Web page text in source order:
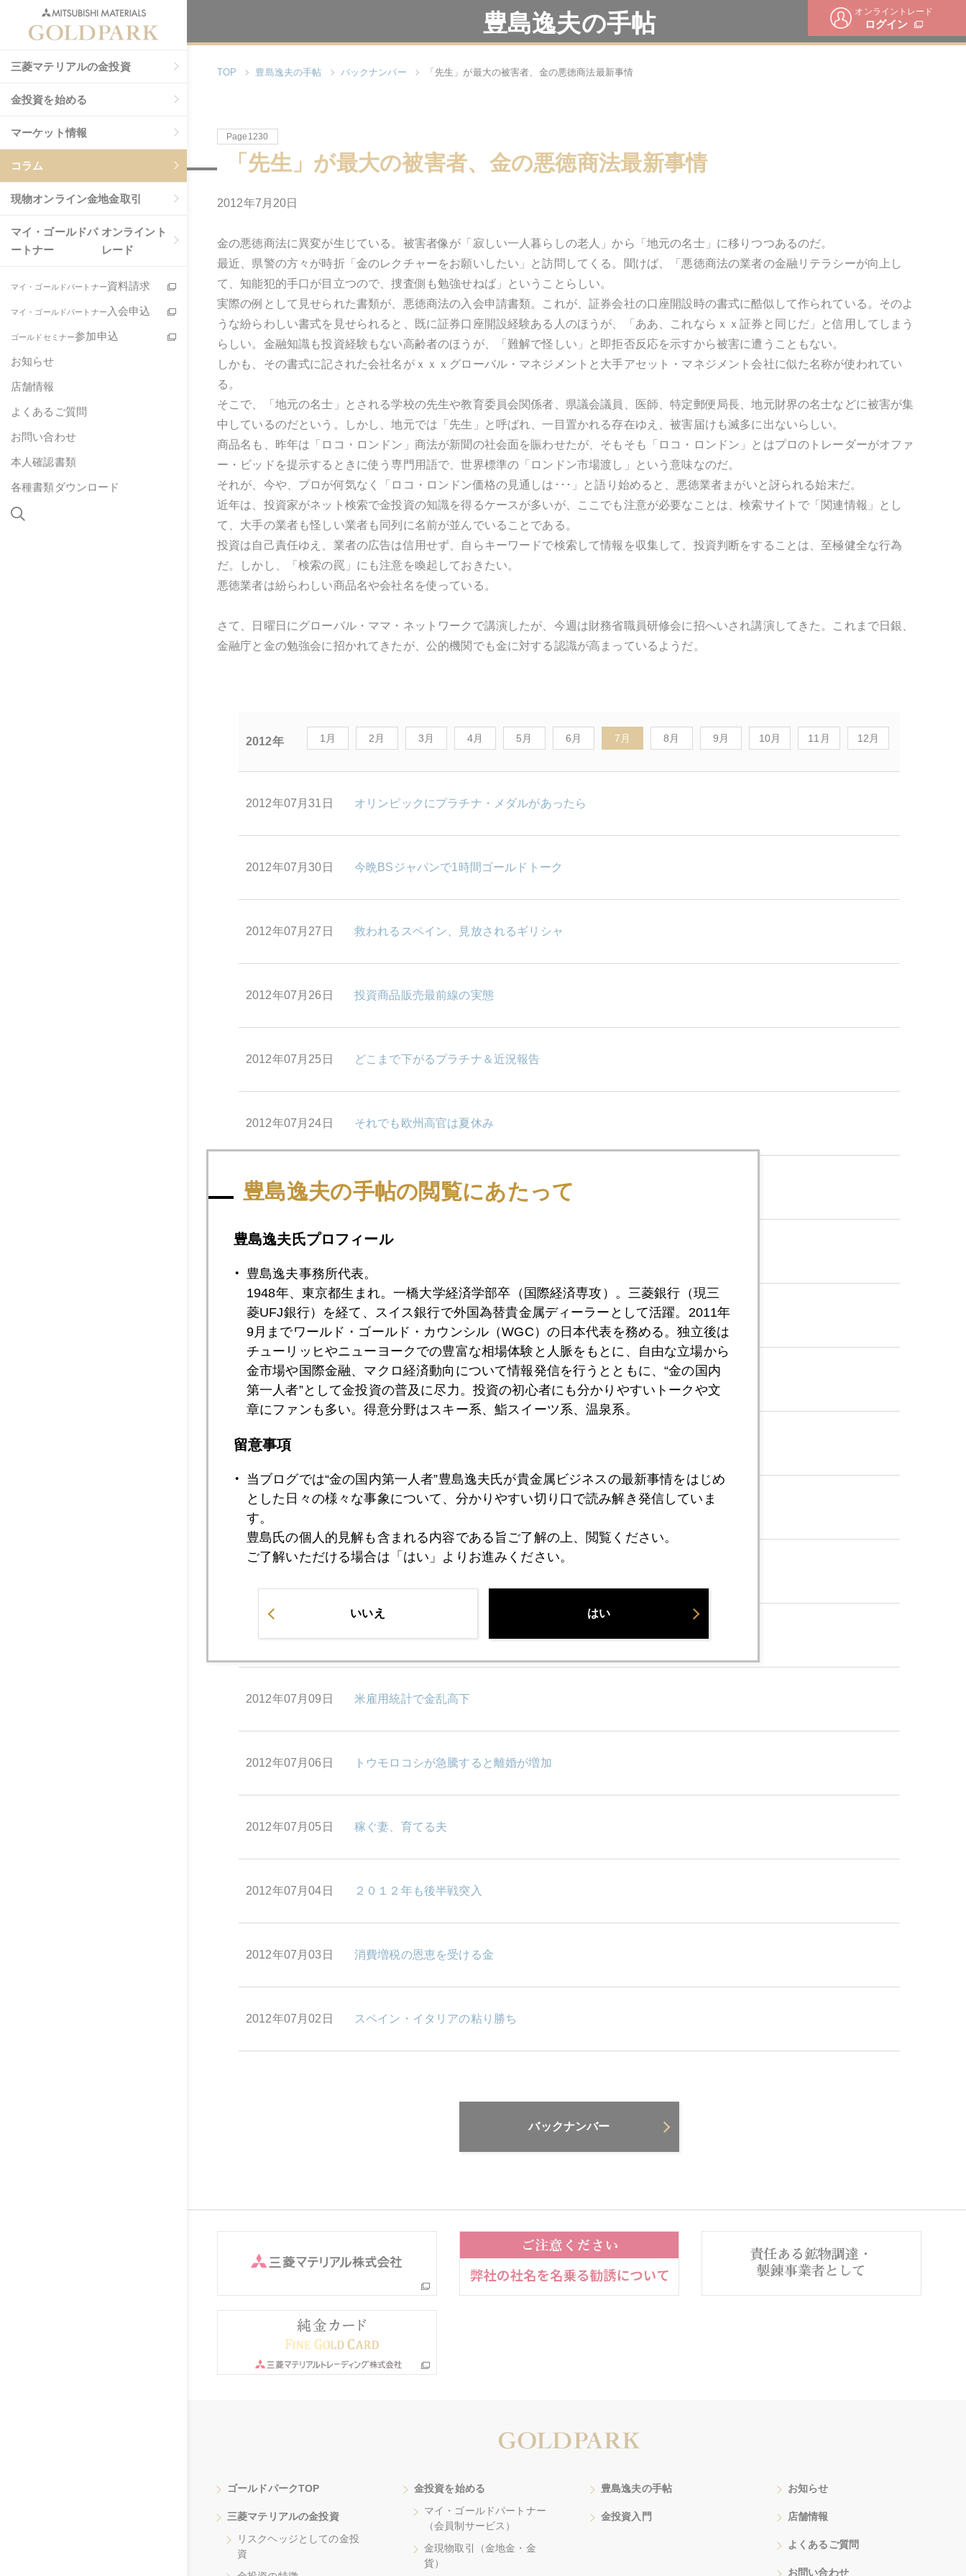
オンライントレード
ログイン
三菱マテリアルの金投資
金投資を始める
マーケット情報
コラム
現物オンライン金地金取引
マイ・ゴールドパ
ートナー
オンライント
レード
マイ・ゴールドパートナー資料請求
マイ・ゴールドパートナー 入会申込
ゴールドセミナー参加申込
お知らせ
店舗情報
よくあるご質問
お問い合わせ
本人確認書類
各種書類ダウンロード
豊島逸夫の手帖
TOP 豊島逸夫の手帖 バックナンバー 「先生」が最大の被害者、金の悪徳商法最新事情
Page1230
「先生」が最大の被害者、金の悪徳商法最新事情
2012年7月20日
金の悪徳商法に異変が生じている。被害者像が「寂しい一人暮らしの老人」から「地元の名士」に移りつつあるのだ。
最近、県警の方々が時折「金のレクチャーをお願いしたい」と訪問してくる。聞けば、「悪徳商法の業者の金融リテラシーが向上し
て、知能犯的手口が目立つので、捜査側も勉強せねば」ということらしい。
実際の例として見せられた書類が、悪徳商法の入会申請書類。これが、証券会社の口座開設時の書式に酷似して作られている。そのよ
うな紛らわしい書式を見せられると、既に証券口座開設経験ある人のほうが、「ああ、これならｘｘ証券と同じだ」と信用してしまう
らしい。金融知識も投資経験もない高齢者のほうが、「難解で怪しい」と即拒否反応を示すから被害に遭うこともない。
しかも、その書式に記された会社名がｘｘｘグローバル・マネジメントと大手アセット・マネジメント会社に似た名称が使われてい
る。
そこで、「地元の名士」とされる学校の先生や教育委員会関係者、県議会議員、医師、特定郵便局長、地元財界の名士などに被害が集
中しているのだという。しかし、地元では「先生」と呼ばれ、一目置かれる存在ゆえ、被害届けも滅多に出ないらしい。
商品名も、昨年は「ロコ・ロンドン」商法が新聞の社会面を賑わせたが、そもそも「ロコ・ロンドン」とはプロのトレーダーがオファ
ー・ビッドを提示するときに使う専門用語で、世界標準の「ロンドン市場渡し」という意味なのだ。
それが、今や、プロが何気なく「ロコ・ロンドン価格の見通しは･･･」と語り始めると、悪徳業者まがいと訝られる始末だ。
近年は、投資家がネット検索で金投資の知識を得るケースが多いが、ここでも注意が必要なことは、検索サイトで「関連情報」とし
て、大手の業者も怪しい業者も同列に名前が並んでいることである。
投資は自己責任ゆえ、業者の広告は信用せず、自らキーワードで検索して情報を収集して、投資判断をすることは、至極健全な行為
だ。しかし、「検索の罠」にも注意を喚起しておきたい。
悪徳業者は紛らわしい商品名や会社名を使っている。
さて、日曜日にグローバル・ママ・ネットワークで講演したが、今週は財務省職員研修会に招へいされ講演してきた。これまで日銀、
金融庁と金の勉強会に招かれてきたが、公的機関でも金に対する認識が高まっているようだ。
2012年 1月 2月 3月 4月 5月 6月 7月 8月 9月 10月 11月 12月
2012年07月31日 オリンピックにプラチナ・メダルがあったら
2012年07月30日 今晩BSジャパンで1時間ゴールドトーク
2012年07月27日 救われるスペイン、見放されるギリシャ
2012年07月26日 投資商品販売最前線の実態
2012年07月25日 どこまで下がるプラチナ＆近況報告
2012年07月24日 それでも欧州高官は夏休み
2012年07月23日 バレンシア州はスペインのギリシャ
2012年07月19日 新大久保イケメン通りで経済論議
2012年07月17日 ＣＯＯとＣＯ２は削減対象
2012年07月13日
2012年07月12日 カリフォルニアで3連続破たん
2012年07月09日 米雇用統計で金乱高下
2012年07月06日 トウモロコシが急騰すると離婚が増加
2012年07月05日 稼ぐ妻、育てる夫
2012年07月04日 ２０１２年も後半戦突入
2012年07月03日 消費増税の恩恵を受ける金
2012年07月02日 スペイン・イタリアの粘り勝ち
バックナンバー
ゴールドパークTOP
三菱マテリアルの金投資
リスクヘッジとしての金投
資
金投資を始める
マイ・ゴールドパートナー
（会員制サービス）
金現物取引（金地金・金
貨）
豊島逸夫の手帖
金投資入門
お知らせ
店舗情報
よくあるご質問
お問い合わせ
豊島逸夫の手帖の閲覧にあたって
豊島逸夫氏プロフィール
豊島逸夫事務所代表。
1948年、東京都生まれ。一橋大学経済学部卒（国際経済専攻）。三菱銀行（現三
菱UFJ銀行）を経て、スイス銀行で外国為替貴金属ディーラーとして活躍。2011年
9月までワールド・ゴールド・カウンシル（WGC）の日本代表を務める。独立後は
チューリッヒやニューヨークでの豊富な相場体験と人脈をもとに、自由な立場から
金市場や国際金融、マクロ経済動向について情報発信を行うとともに、“金の国内
第一人者”として金投資の普及に尽力。投資の初心者にも分かりやすいトークや文
章にファンも多い。得意分野はスキー系、鮨スイーツ系、温泉系。
留意事項
当ブログでは“金の国内第一人者”豊島逸夫氏が貴金属ビジネスの最新事情をはじめ
とした日々の様々な事象について、分かりやすい切り口で読み解き発信していま
す。
豊島氏の個人的見解も含まれる内容である旨ご了解の上、閲覧ください。
ご了解いただける場合は「はい」よりお進みください。
いいえ はい